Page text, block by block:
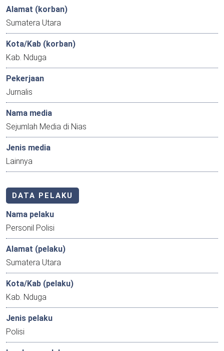
Alamat (korban)
Sumatera Utara
Kota/Kab (korban)
Kab. Nduga
Pekerjaan
Jurnalis
Nama media
Sejumlah Media di Nias
Jenis media
Lainnya
DATA PELAKU
Nama pelaku
Personil Polisi
Alamat (pelaku)
Sumatera Utara
Kota/Kab (pelaku)
Kab. Nduga
Jenis pelaku
Polisi